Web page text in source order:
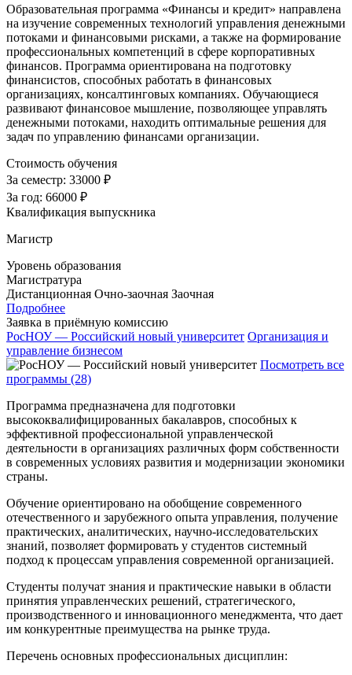
Образовательная программа «Финансы и кредит» направлена
на изучение современных технологий управления денежными
потоками и финансовыми рисками, а также на формирование
профессиональных компетенций в сфере корпоративных
финансов. Программа ориентирована на подготовку
финансистов, способных работать в финансовых
организациях, консалтинговых компаниях. Обучающиеся
развивают финансовое мышление, позволяющее управлять
денежными потоками, находить оптимальные решения для
задач по управлению финансами организации.
Стоимость обучения
За семестр: 33000 ₽
За год: 66000 ₽
Квалификация выпускника
Магистр
Уровень образования
Магистратура
Дистанционная Очно-заочная Заочная
Подробнее
Заявка в приёмную комиссию
РосНОУ — Российский новый университет Организация и
управление бизнесом
Посмотреть все
программы (28)
Программа предназначена для подготовки
высококвалифицированных бакалавров, способных к
эффективной профессиональной управленческой
деятельности в организациях различных форм собственности
в современных условиях развития и модернизации экономики
страны.
Обучение ориентировано на обобщение современного
отечественного и зарубежного опыта управления, получение
практических, аналитических, научно-исследовательских
знаний, позволяет формировать у студентов системный
подход к процессам управления современной организацией.
Студенты получат знания и практические навыки в области
принятия управленческих решений, стратегического,
производственного и инновационного менеджмента, что дает
им конкурентные преимущества на рынке труда.
Перечень основных профессиональных дисциплин: